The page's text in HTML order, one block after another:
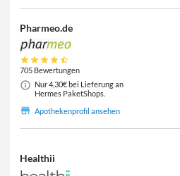
Pharmeo.de
705 Bewertungen
Nur 4,30€ bei Lieferung an
Hermes PaketShops.
Apothekenprofil ansehen
Healthii